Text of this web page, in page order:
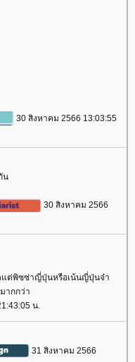
30 สิงหาคม 2566 13:03:55
น
30 สิงหาคม 2566
แต่พิซซ่าญี่ปุ่นหรือเน้นญี่ปุ่นจ๋า
ากกว่า
น.
31 สิงหาคม 2566